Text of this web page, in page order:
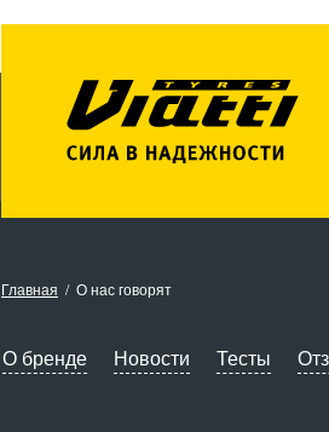
Главная О нас говорят
О бренде Новости Тесты